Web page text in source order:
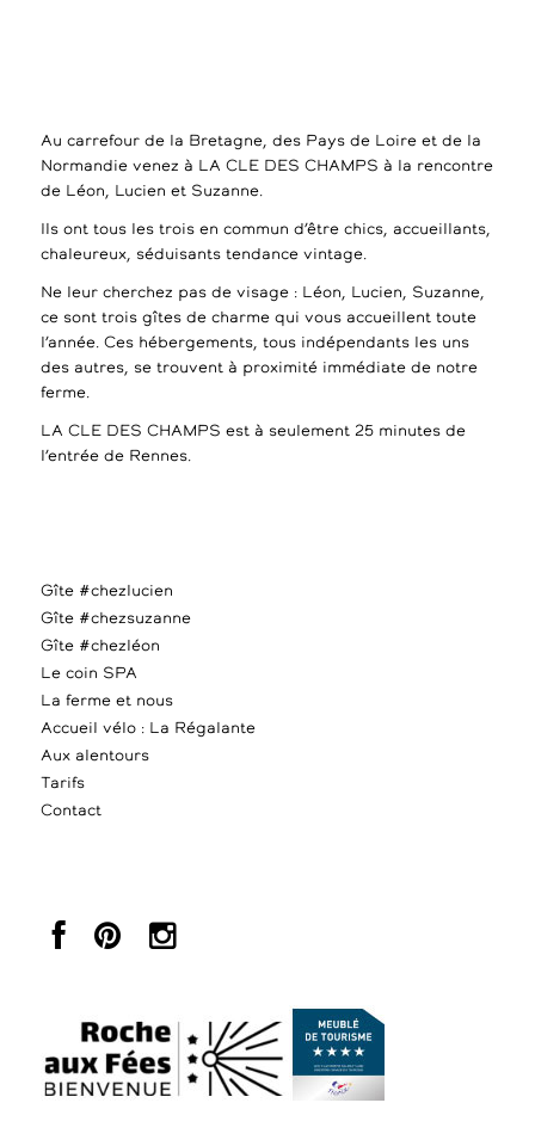
Au carrefour de la Bretagne, des Pays de Loire et de la
Normandie venez à LA CLE DES CHAMPS à la rencontre
de Léon, Lucien et Suzanne.
Ils ont tous les trois en commun d’être chics, accueillants,
chaleureux, séduisants tendance vintage.
Ne leur cherchez pas de visage : Léon, Lucien, Suzanne,
ce sont trois gîtes de charme qui vous accueillent toute
l’année. Ces hébergements, tous indépendants les uns
des autres, se trouvent à proximité immédiate de notre
ferme.
LA CLE DES CHAMPS est à seulement 25 minutes de
l’entrée de Rennes.
Gîte #chezlucien
Gîte #chezsuzanne
Gîte #chezléon
Le coin SPA
La ferme et nous
Accueil vélo : La Régalante
Aux alentours
Tarifs
Contact